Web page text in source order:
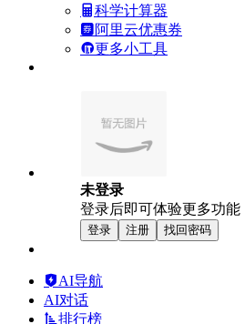
科学计算器
阿里云优惠券
更多小工具
未登录
登录后即可体验更多功能
登录 注册 找回密码
AI导航
AI对话
排行榜